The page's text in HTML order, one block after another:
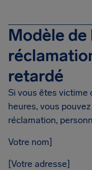
Modèle
retardé
Si vous êtes victime
heures, vous
réclamation,
Votre nom]
[Votre adresse]